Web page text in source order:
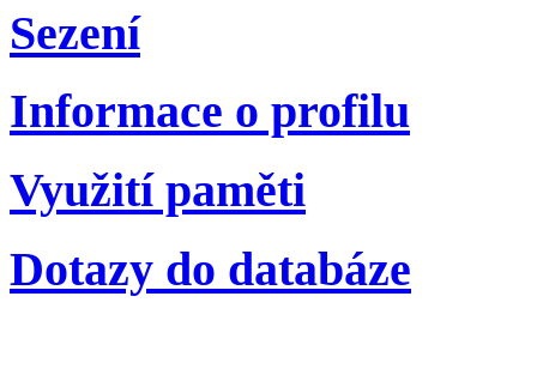
Sezení
Informace o profilu
Využití paměti
Dotazy do databáze